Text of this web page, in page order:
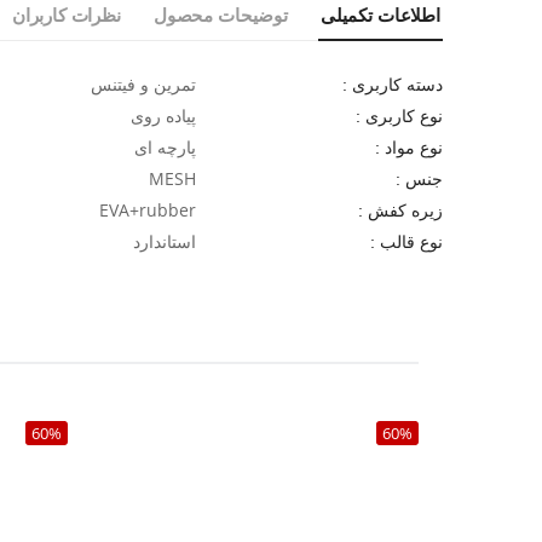
اطلاعات تکمیلی توضیحات محصول نظرات کاربران
دسته کاربری : تمرین و فیتنس
نوع کاربری : پیاده روی
نوع مواد : پارچه ای
جنس : MESH
زیره کفش : EVA+rubber
نوع قالب : استاندارد
60%
60%